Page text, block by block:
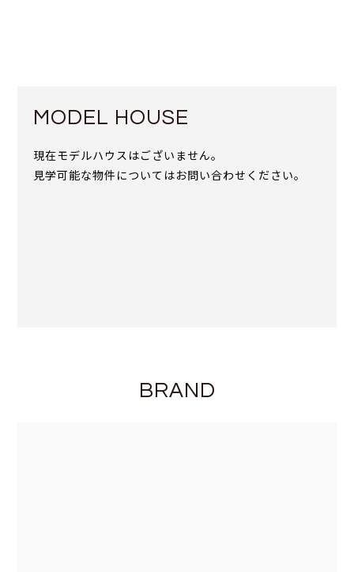
MODEL HOUSE
現在モデルハウスはございません。
見学可能な物件についてはお問い合わせください。
BRAND